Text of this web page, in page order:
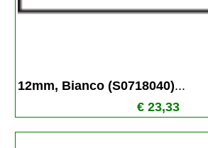
12mm, Bianco (S0718040)...
€ 23,33